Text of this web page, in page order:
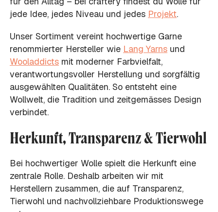
jede Idee, jedes Niveau und jedes Projekt.
Unser Sortiment vereint hochwertige Garne
renommierter Hersteller wie Lang Yarns und
Wooladdicts mit moderner Farbvielfalt,
verantwortungsvoller Herstellung und sorgfältig
ausgewählten Qualitäten. So entsteht eine
Wollwelt, die Tradition und zeitgemässes Design
verbindet.
Herkunft, Transparenz & Tierwohl
Bei hochwertiger Wolle spielt die Herkunft eine
zentrale Rolle. Deshalb arbeiten wir mit
Herstellern zusammen, die auf Transparenz,
Tierwohl und nachvollziehbare Produktionswege